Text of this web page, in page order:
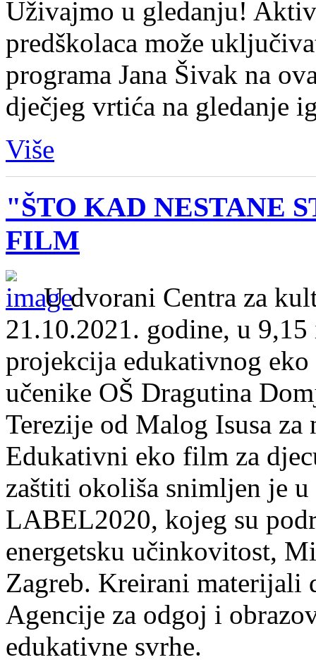
Uživajmo u gledanju!
predškolaca može
programa Jana Šivak na
dječjeg vrtića na gledanje
Više
"ŠTO KAD NESTANE
FILM
U dvorani Centra za
21.10.2021. godine, u
projekcija edukativnog
učenike OŠ Dragutina
Terezije od Malog Isusa
Edukativni eko film za
zaštiti okoliša snimljen je
LABEL2020, kojeg su
energetsku učinkovitost,
Zagreb. Kreirani
Agencije za odgoj i
edukativne svrhe.